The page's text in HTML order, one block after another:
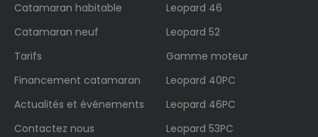
Catamaran habitable
Catamaran neuf
Tarifs
Financement catamaran
Actualités et événements
Contactez nous
Leopard 46
Leopard 52
Gamme moteur
Leopard 40PC
Leopard 46PC
Leopard 53PC